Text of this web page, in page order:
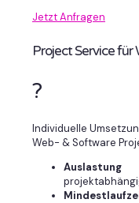
Jetzt Anfragen
Project Service
?
Individuelle
Web- & Software
Auslastung